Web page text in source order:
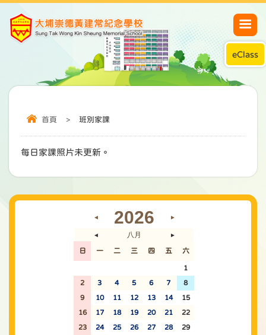
eClass
首頁 > 班別家課
每日家課照片未更新。
◄ 2026 ►
◄ 八月 ►
日 一 二 三 四 五 六
1
2 3 4 5 6 7 8
9 10 11 12 13 14 15
16 17 18 19 20 21 22
23 24 25 26 27 28 29